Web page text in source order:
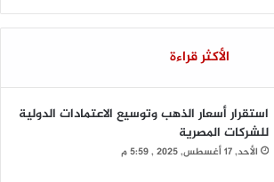
الأكثر قراءة
استقرار أسعار الذهب وتوسيع الاعتمادات الدولية
للشركات المصرية
الأحد, 17 أغسطس, 2025 , 5:59 م